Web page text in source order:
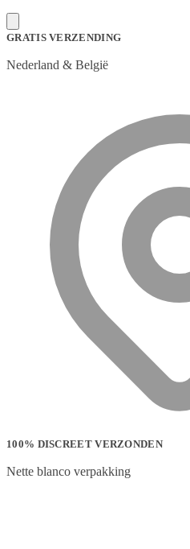
GRATIS VERZENDING
Nederland & België
100% DISCREET VERZONDEN
Nette blanco verpakking